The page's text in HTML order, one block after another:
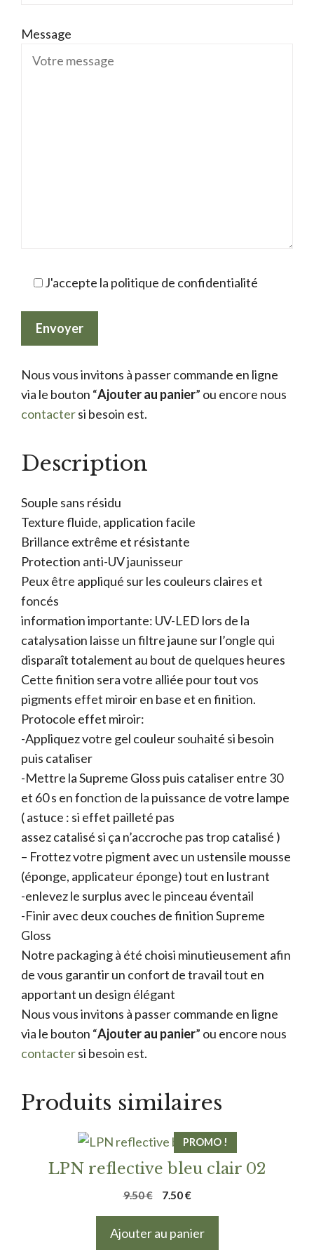
Message
J'accepte la politique de confidentialité
Nous vous invitons à passer commande en ligne
via le bouton “Ajouter au panier” ou encore nous
contactersi besoin est.
Description
Souple sans résidu
Texture fluide, application facile
Brillance extrême et résistante
Protection anti-UV jaunisseur
Peux être appliqué sur les couleurs claires et
foncés
information importante: UV-LED lors de la
catalysation laisse un filtre jaune sur l’ongle qui
disparaît totalement au bout de quelques heures
Cette finition sera votre alliée pour tout vos
pigments effet miroir en base et en finition.
Protocole effet miroir:
-Appliquez votre gel couleur souhaité si besoin
puis cataliser
-Mettre la Supreme Gloss puis cataliser entre 30
et 60 s en fonction de la puissance de votre lampe
( astuce : si effet pailleté pas
assez catalisé si ça n’accroche pas trop catalisé )
– Frottez votre pigment avec un ustensile mousse
(éponge, applicateur éponge) tout en lustrant
-enlevez le surplus avec le pinceau éventail
-Finir avec deux couches de finition Supreme
Gloss
Notre packaging à été choisi minutieusement afin
de vous garantir un confort de travail tout en
apportant un design élégant
Nous vous invitons à passer commande en ligne
via le bouton “Ajouter au panier” ou encore nous
contactersi besoin est.
Produits similaires
PROMO !
LPN reflective bleu clair 02
9.50€
Le
7.50€Le
actuel
Ajouter au panier